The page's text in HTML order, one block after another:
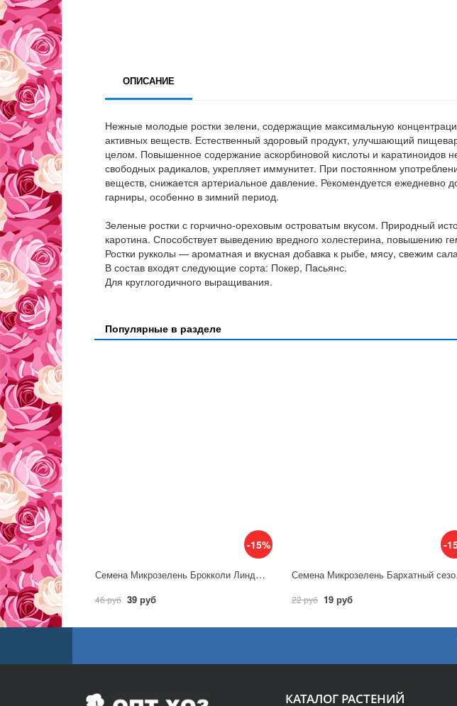
ОПИСАНИЕ
Нежные молодые ростки зелени, содержащие максимальную
активных веществ. Естественный здоровый продукт, улучшающий
целом. Повышенное содержание аскорбиновой кислоты и каратиноидов
свободных радикалов, укрепляет иммунитет. При постоянном
веществ, снижается артериальное давление. Рекомендуется ежедневно
гарниры, особенно в зимний период.
Зеленые ростки с горчично-ореховым островатым вкусом. Природный
каротина. Способствует выведению вредного холестерина, повышению
Ростки рукколы — ароматная и вкусная добавка к рыбе, мясу, свежим
В состав входят следующие сорта: Покер, Пасьянс.
Для круглогодичного выращивания.
Популярные в разделе
-15%
Семена Микрозелень Брокколи Линда / Аэлита
46 руб 39 руб
-
22 руб 19 руб
КАТАЛОГ РАСТЕНИЙ